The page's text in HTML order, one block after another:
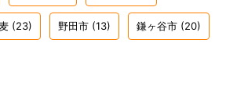
(23) 野田市 (13) 鎌ヶ谷市 (20)